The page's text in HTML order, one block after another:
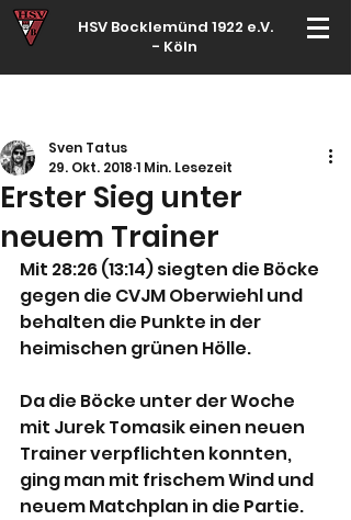
HSV Bocklemünd 1922 e.V.
- Köln
Erster Sieg unter
neuem Trainer
Sven Tatus
29. Okt. 2018 1 Min. Lesezeit
Mit 28:26 (13:14) siegten die Böcke
gegen die CVJM Oberwiehl und
behalten die Punkte in der
heimischen grünen Hölle.
Da die Böcke unter der Woche
mit Jurek Tomasik einen neuen
Trainer verpflichten konnten,
ging man mit frischem Wind und
neuem Matchplan in die Partie.